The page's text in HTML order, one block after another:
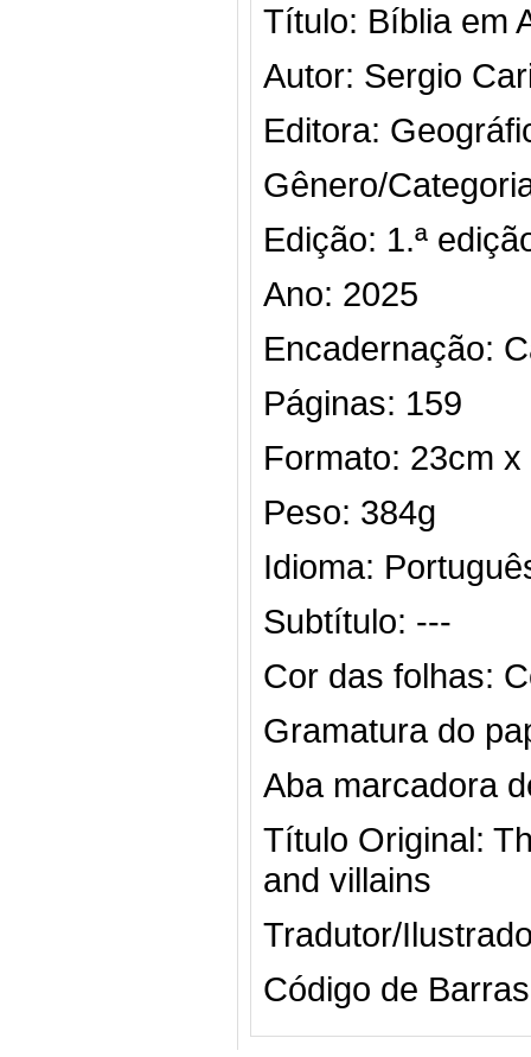
Título: Bíblia em
Autor: Sergio
Editora:
Gênero/
Edição: 1.ª
Ano: 2025
Encadernação:
Páginas: 159
Formato: 23cm x
Peso: 384g
Idioma:
Subtítulo: ---
Cor das folhas:
Gramatura do
Aba marcadora
Título Original:
and villains
Tradutor/
Código de